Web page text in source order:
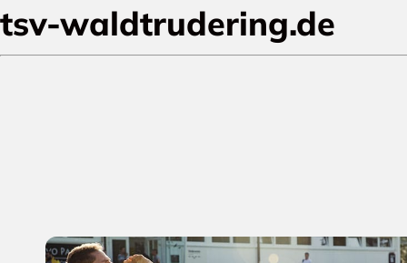
tsv-waldtrudering.de